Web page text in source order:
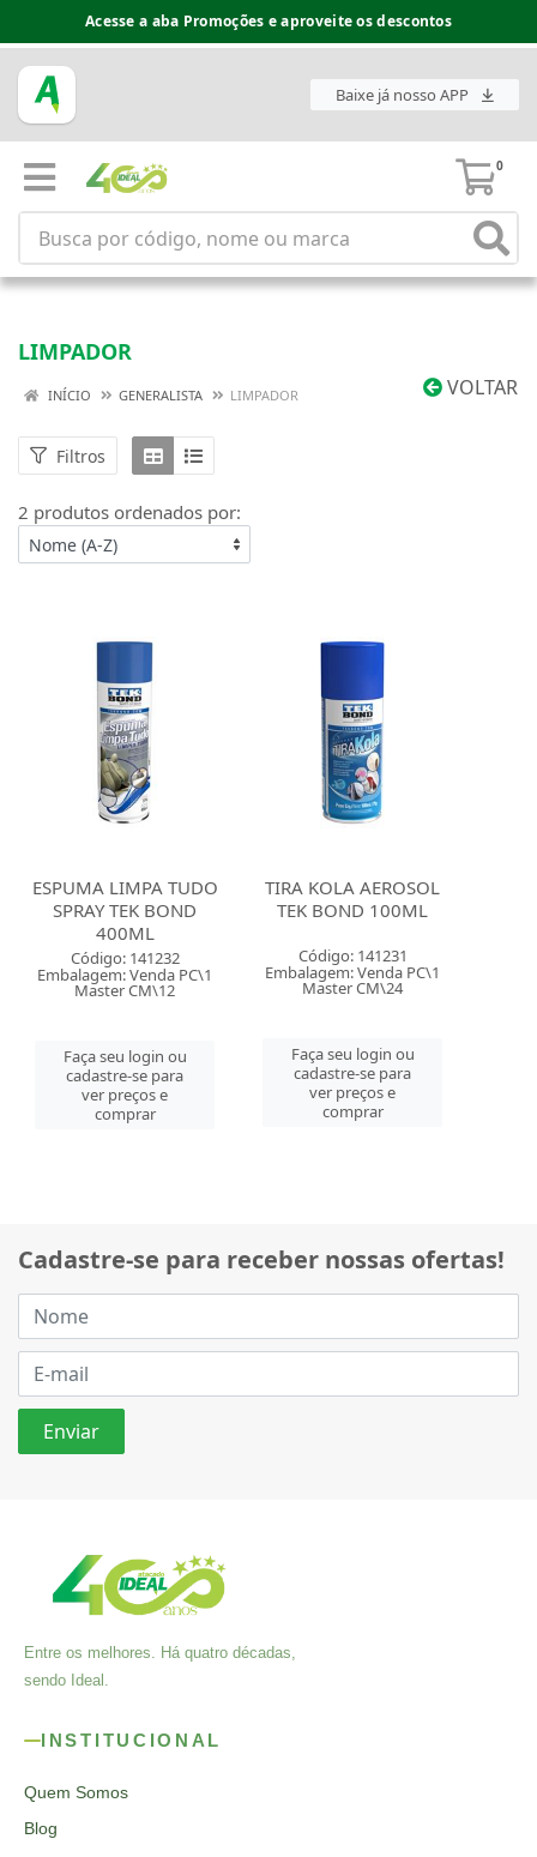
Acesse a aba Promoções e aproveite os descontos
Baixe já nosso APP
0
LIMPADOR
VOLTAR
INÍCIO GENERALISTA LIMPADOR
Filtros
2 produtos ordenados por:
ESPUMA LIMPA TUDO
SPRAY TEK BOND
400ML
Código: 141232
Embalagem: Venda PC\1
Master CM\12
Faça seu login ou
cadastre-se para
ver preços e
comprar
TIRA KOLA AEROSOL
TEK BOND 100ML
Código: 141231
Embalagem: Venda PC\1
Master CM\24
Faça seu login ou
cadastre-se para
ver preços e
comprar
Cadastre-se para receber nossas ofertas!
Entre os melhores. Há quatro décadas,
sendo Ideal.
INSTITUCIONAL
Quem Somos
Blog